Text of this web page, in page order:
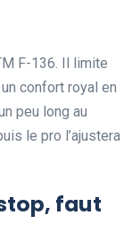
F-136. Il limite
confort royal en
peu long au
le pro l’ajustera
faut